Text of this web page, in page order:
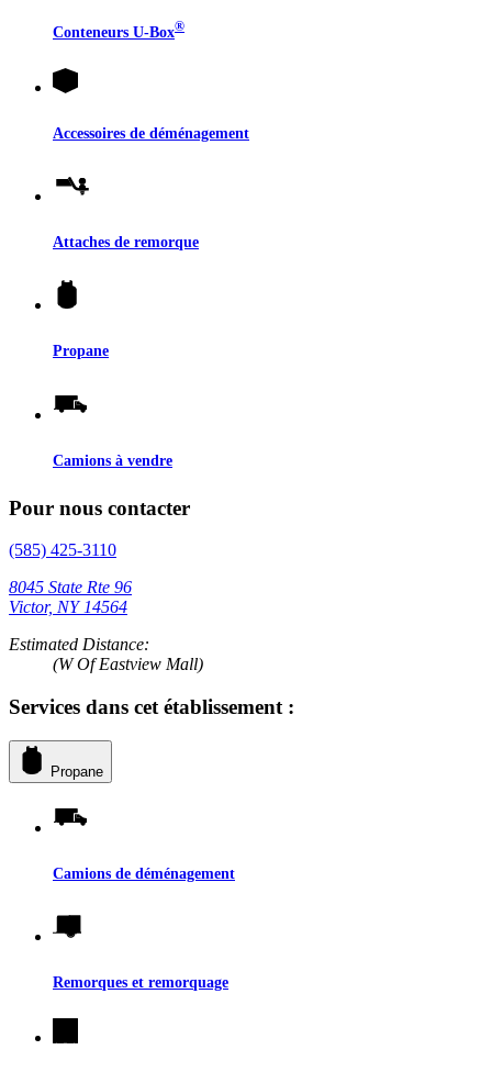
Conteneurs U-Box®
Accessoires de déménagement
Attaches de remorque
Propane
Camions à vendre
Pour nous contacter
(585) 425-3110
8045 State Rte 96
Victor, NY 14564
Estimated Distance:
(W Of Eastview Mall)
Services dans cet établissement :
Propane
Camions de déménagement
Remorques et remorquage